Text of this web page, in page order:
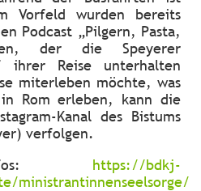
Vorfeld wurden bereits
Podcast „Pilgern, Pasta,
der die Speyerer
ihrer Reise unterhalten
miterleben möchte, was
Rom erleben, kann die
Kanal des Bistums
verfolgen.
https://bdkj-
ministrantinnenseelsorge/